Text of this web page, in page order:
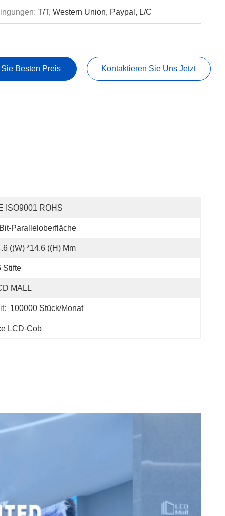
T/T, Western Union, Paypal, L/C
Besten Preis Kontaktieren Sie Uns Jetzt
ISO9001 ROHS
Paralleloberfläche
((W) *14.6 ((H) Mm
Stifte
MALL
100000 Stück/Monat
LCD-Cob